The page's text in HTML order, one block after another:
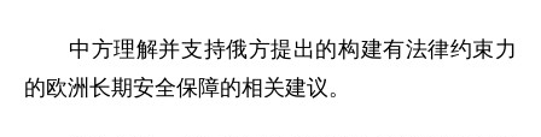
中方理解并支持俄方提出的构建有法律约束力
的欧洲长期安全保障的相关建议。